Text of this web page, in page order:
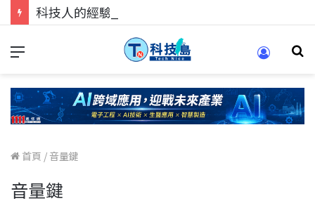
首頁 / 音量鍵
音量鍵